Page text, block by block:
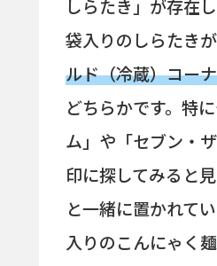
しらたき」が存在
袋入りのしらたき
ルド（冷蔵）コー
どちらかです。特
ム」や「セブン・
印に探してみると
と一緒に置かれて
入りのこんにゃく